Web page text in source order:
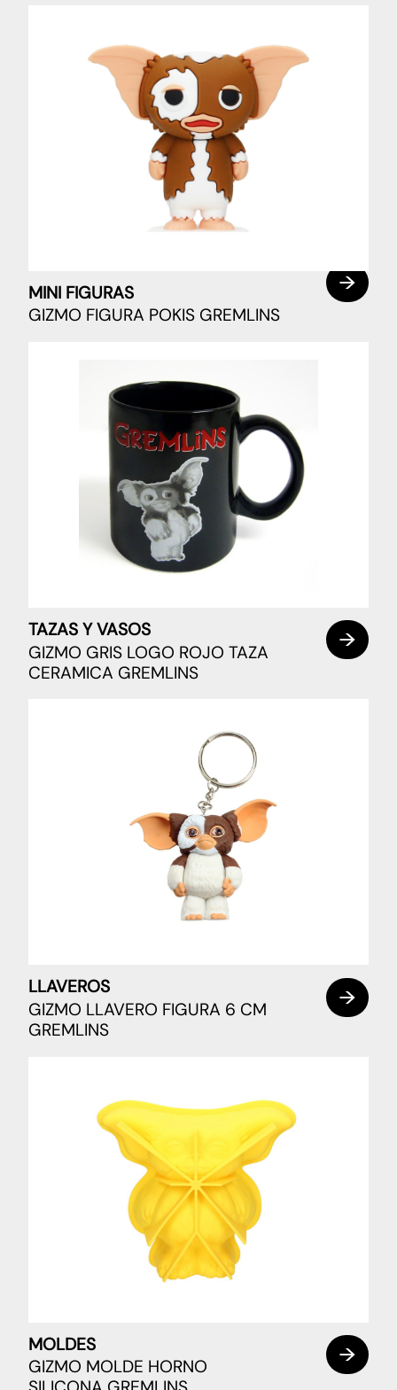
MINI FIGURAS
GIZMO FIGURA POKIS GREMLINS
TAZAS Y VASOS
GIZMO GRIS LOGO ROJO TAZA
CERAMICA GREMLINS
LLAVEROS
GIZMO LLAVERO FIGURA 6 CM
GREMLINS
MOLDES
GIZMO MOLDE HORNO